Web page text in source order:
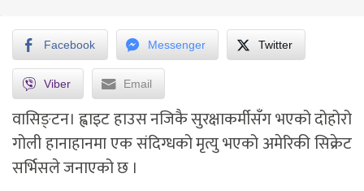
Facebook Messenger Twitter
Viber Email
वासिङ्टन। ह्वाइट हाउस नजिकै सुरक्षाकर्मीसँग भएको दोहोरो
गोली हानाहानमा एक संदिग्धको मृत्यु भएको अमेरिकी सिक्रेट
सर्भिसले जनाएको छ ।